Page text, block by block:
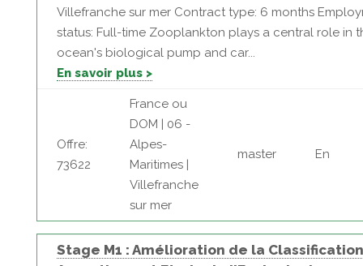
Villefranche sur mer Contract type: 6 months
status: Full-time Zooplankton plays a central role in
ocean's biological pump and car...
En savoir plus >
Offre:
73622
France ou
DOM | 06 -
Alpes-
Maritimes |
Villefranche
sur mer
master En
Stage M1 : Amélioration de la Classification